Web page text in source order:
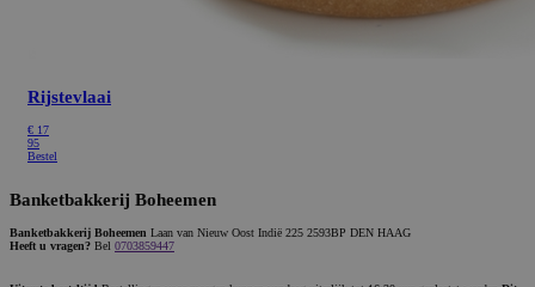
Rijstevlaai
€ 17
95
Bestel
Banketbakkerij Boheemen
Banketbakkerij Boheemen Laan van Nieuw Oost Indië 225 2593BP DEN HAAG
Heeft u vragen? Bel 0703859447